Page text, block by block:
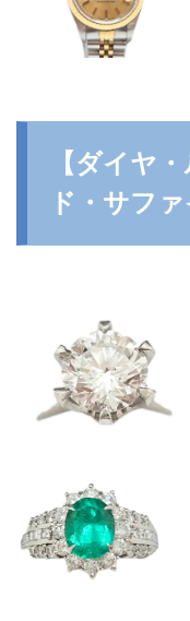
【ダイヤ
ド・サフ